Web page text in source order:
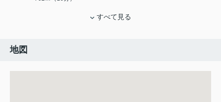
すべて見る
地図